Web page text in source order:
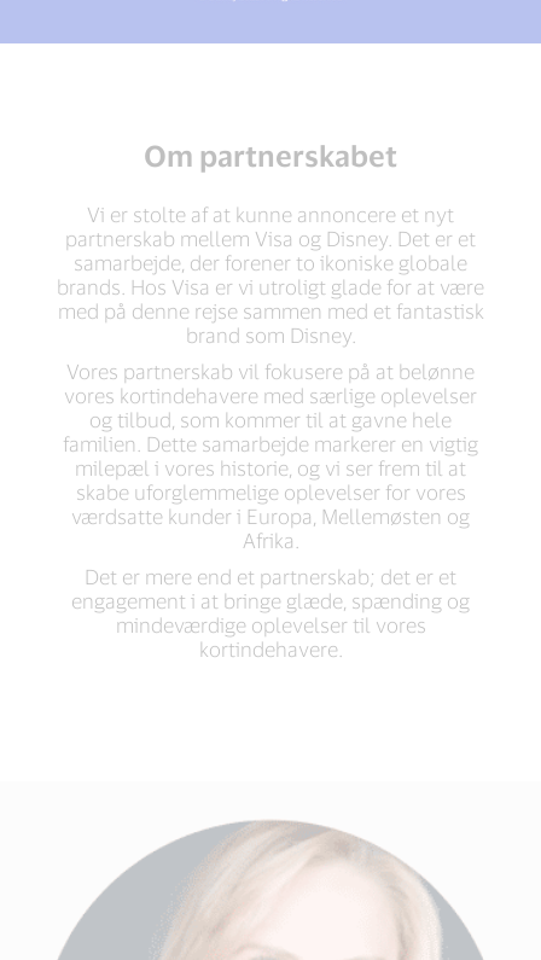
Om partnerskabet
Vi er stolte af at kunne annoncere et nyt
partnerskab mellem Visa og Disney. Det er et
samarbejde, der forener to ikoniske globale
brands. Hos Visa er vi utroligt glade for at være
med på denne rejse sammen med et fantastisk
brand som Disney.
Vores partnerskab vil fokusere på at belønne
vores kortindehavere med særlige oplevelser
og tilbud, som kommer til at gavne hele
familien. Dette samarbejde markerer en vigtig
milepæl i vores historie, og vi ser frem til at
skabe uforglemmelige oplevelser for vores
værdsatte kunder i Europa, Mellemøsten og
Afrika.
Det er mere end et partnerskab; det er et
engagement i at bringe glæde, spænding og
mindeværdige oplevelser til vores
kortindehavere.